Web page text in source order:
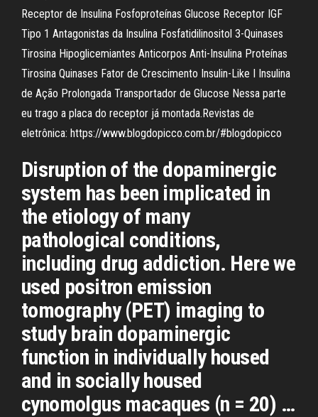
Receptor de Insulina Fosfoproteínas Glucose Receptor IGF
Tipo 1 Antagonistas da Insulina Fosfatidilinositol 3-Quinases
Tirosina Hipoglicemiantes Anticorpos Anti-Insulina Proteínas
Tirosina Quinases Fator de Crescimento Insulin-Like I Insulina
de Ação Prolongada Transportador de Glucose Nessa parte
eu trago a placa do receptor já montada.Revistas de
eletrônica: https://www.blogdopicco.com.br/#blogdopicco
Disruption of the dopaminergic
system has been implicated in
the etiology of many
pathological conditions,
including drug addiction. Here we
used positron emission
tomography (PET) imaging to
study brain dopaminergic
function in individually housed
and in socially housed
cynomolgus macaques (n = 20) …